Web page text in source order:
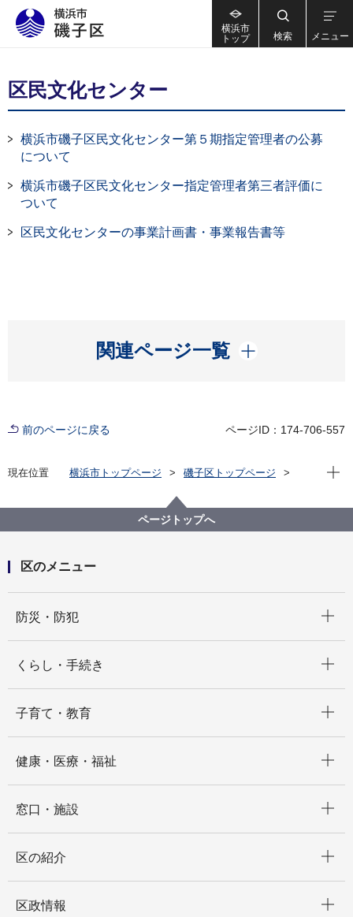
横浜市
トップ
検索 メニュー
区民文化センター
横浜市磯子区民文化センター第５期指定管理者の公募
について
横浜市磯子区民文化センター指定管理者第三者評価に
ついて
区民文化センターの事業計画書・事業報告書等
関連ページ一覧
開く
前のページに戻る ページID：174-706-557
現在位置 横浜市トップページ
磯子区トップページ
現在
ページトップへ
区のメニュー
防災・防犯
くらし・手続き
子育て・教育
健康・医療・福祉
窓口・施設
区の紹介
区政情報